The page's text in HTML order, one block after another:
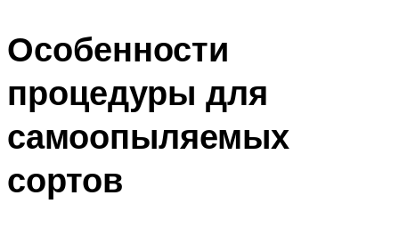
Особенности
процедуры для
самоопыляемых
сортов